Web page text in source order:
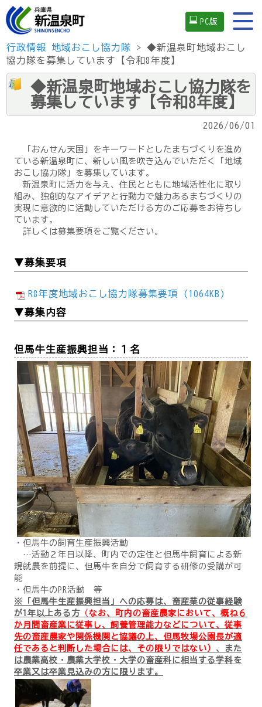
PC版
行政情報 地域おこし協力隊 > ◆新温泉町地域おこし
協力隊を募集しています【令和8年度】
◆新温泉町地域おこし協力隊を
募集しています【令和8年度】
2026/06/01
「おんせん天国」をキーワードとしたまちづくりを進め
ている新温泉町に、新しい風を吹き込んでいただく「地域
おこし協力隊」を募集しています。
新温泉町に活力を与え、住民とともに地域活性化に取り
組み、独創的なアイデアと行動力で魅力あるまちづくりの
実現に意欲的に活動していただける方のご応募をお待ちし
ています。
詳しくは募集要項をご覧ください。
▼募集要項
R8年度地域おこし協力隊募集要項 (1064KB)
▼募集内容
但馬牛生産振興担当：１名
・但馬牛の飼育生産振興活動
…活動２年目以降、町内での定住と但馬牛飼育による新
規就農を前提に、但馬牛を自分で飼育する研修の受講が可
能
・但馬牛のPR活動 等
※「但馬牛生産振興担当」への応募は、畜産業の従事経験
が1年以上ある方（ なお、町内の畜産農家において、概ね６
か月間畜産業に従事し、飼養管理能力などについて、従事
先の畜産農家や関係機関と協議の上、但馬牧場公園長が適
任であると判断した場合には、その限りではない） 、また
は農業高校・農業大学校・大学の畜産科に相当する学科を
卒業又は卒業見込みの方に限ります。